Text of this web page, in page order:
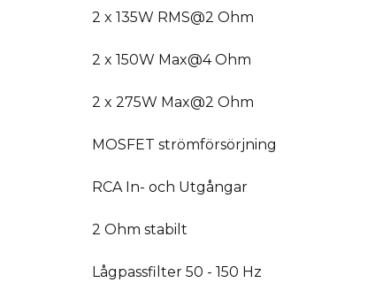
2 x 135W RMS@2 Ohm
2 x 150W Max@4 Ohm
2 x 275W Max@2 Ohm
MOSFET strömförsörjning
RCA In- och Utgångar
2 Ohm stabilt
Lågpassfilter 50 - 150 Hz